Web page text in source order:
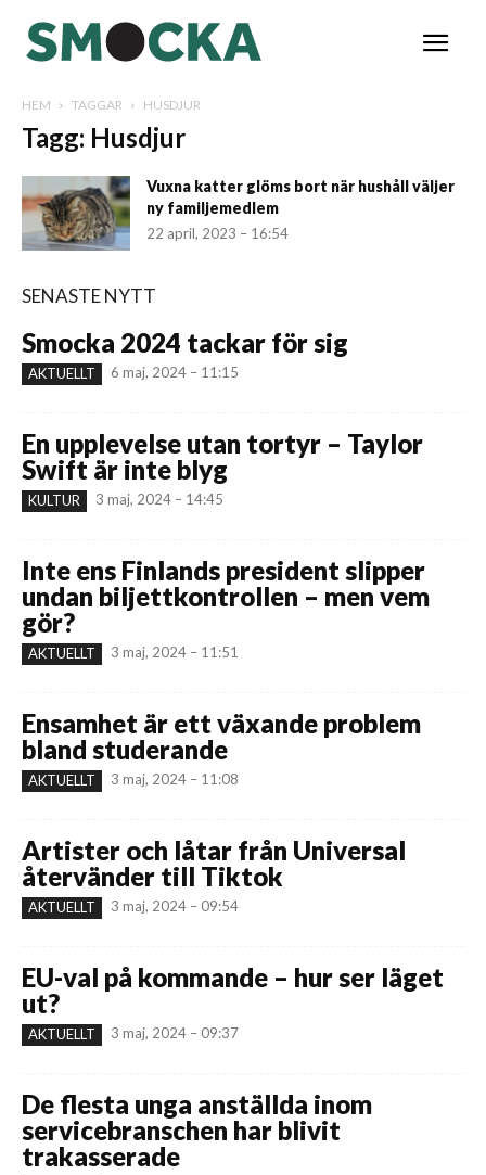
HEM TAGGAR HUSDJUR
Tagg: Husdjur
Vuxna katter glöms bort när hushåll väljer
ny familjemedlem
22 april, 2023 – 16:54
SENASTE NYTT
Smocka 2024 tackar för sig
AKTUELLT 6 maj, 2024 – 11:15
En upplevelse utan tortyr – Taylor
Swift är inte blyg
KULTUR 3 maj, 2024 – 14:45
Inte ens Finlands president slipper
undan biljettkontrollen – men vem
gör?
AKTUELLT 3 maj, 2024 – 11:51
Ensamhet är ett växande problem
bland studerande
AKTUELLT 3 maj, 2024 – 11:08
Artister och låtar från Universal
återvänder till Tiktok
AKTUELLT 3 maj, 2024 – 09:54
EU-val på kommande – hur ser läget
ut?
AKTUELLT 3 maj, 2024 – 09:37
De flesta unga anställda inom
servicebranschen har blivit
trakasserade